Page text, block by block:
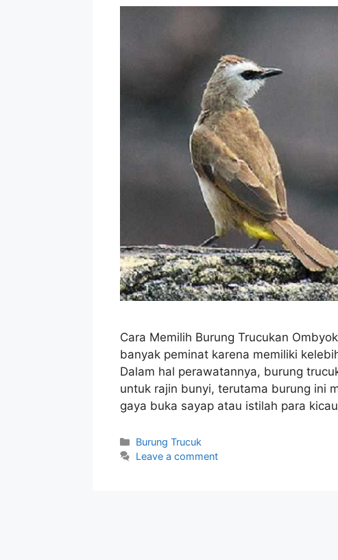
Cara Memilih Burung Trucukan
banyak peminat karena memiliki
Dalam hal perawatannya, burung
untuk rajin bunyi, terutama burung ini
gaya buka sayap atau istilah para
Categories
Burung Trucuk
Leave a comment